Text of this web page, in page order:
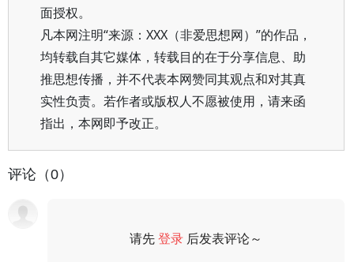
面授权。
凡本网注明“来源：XXX（非爱思想网）”的作品，
均转载自其它媒体，转载目的在于分享信息、助
推思想传播，并不代表本网赞同其观点和对其真
实性负责。若作者或版权人不愿被使用，请来函
指出，本网即予改正。
评论（0）
请先登录 后发表评论～